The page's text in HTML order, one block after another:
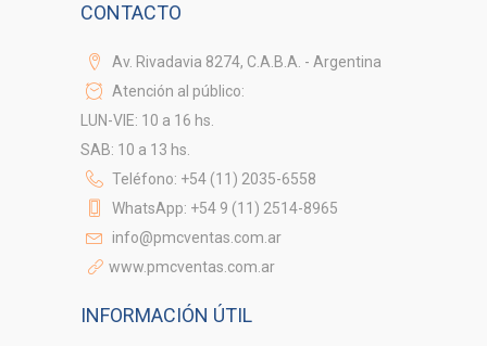
CONTACTO
Av. Rivadavia 8274, C.A.B.A. - Argentina
Atención al público:
LUN-VIE: 10 a 16 hs.
SAB: 10 a 13 hs.
Teléfono: +54 (11) 2035-6558
WhatsApp: +54 9 (11) 2514-8965
info@pmcventas.com.ar
www.pmcventas.com.ar
INFORMACIÓN ÚTIL